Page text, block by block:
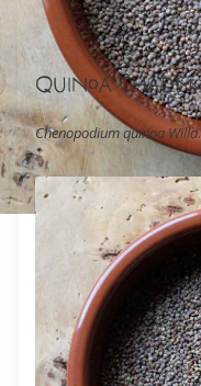
Quinoa
Chenopodium quinoa Willd.